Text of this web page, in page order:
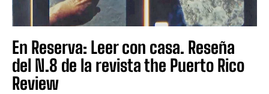
En Reserva: Leer con casa. Reseña
del N.8 de la revista the Puerto Rico
Review